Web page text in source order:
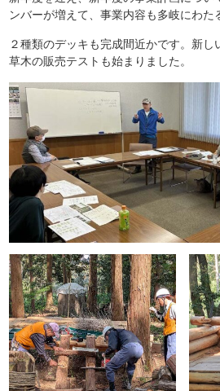
ンバーが増えて、事業内容も多岐にわた
２種類のデッキも完成間近かです。新
草木の販売テストも始まりました。